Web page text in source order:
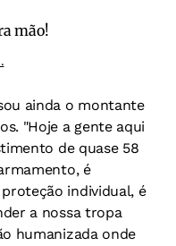
mão!
ainda o montante
"Hoje a gente aqui
de quase 58
é
individual, é
a nossa tropa
humanizada onde